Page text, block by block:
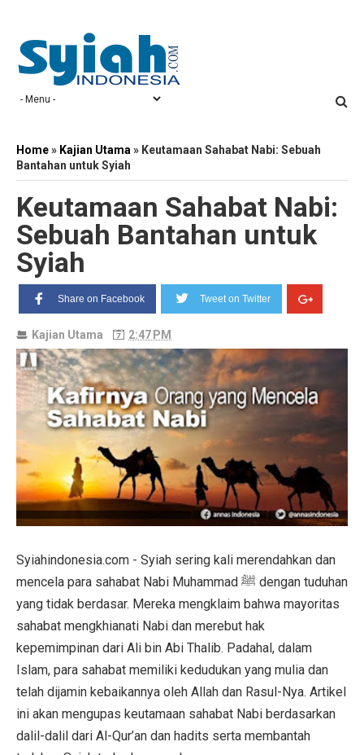
Home» Kajian Utama » Keutamaan Sahabat Nabi: Sebuah
Bantahan untuk Syiah
Keutamaan Sahabat Nabi:
Sebuah Bantahan untuk
Syiah
Share on Facebook Tweet on Twitter
Kajian Utama 2:47 PM
Syiahindonesia.com - Syiah sering kali merendahkan dan
mencela para sahabat Nabi Muhammad ﷺ dengan tuduhan
yang tidak berdasar. Mereka mengklaim bahwa mayoritas
sahabat mengkhianati Nabi dan merebut hak
kepemimpinan dari Ali bin Abi Thalib. Padahal, dalam
Islam, para sahabat memiliki kedudukan yang mulia dan
telah dijamin kebaikannya oleh Allah dan Rasul-Nya. Artikel
ini akan mengupas keutamaan sahabat Nabi berdasarkan
dalil-dalil dari Al-Qur’an dan hadits serta membantah